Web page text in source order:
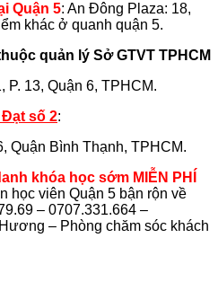
Quận 5: An Đông Plaza: 18,
khác ở quanh quận 5.
quản lý Sở GTVT TPHCM
P. 13, Quận 6, TPHCM.
số 2:
Quận Bình Thạnh, TPHCM.
khóa học sớm MIỄN PHÍ
học viên Quận 5 bận rộn về
– 0707.331.664 –
– Phòng chăm sóc khách